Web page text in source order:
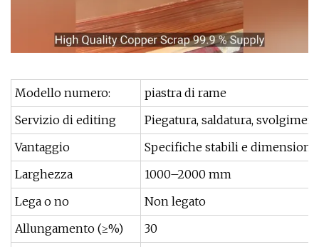
Modello numero:
piastra di rame
Servizio di editing
Piegatura, saldatura,
Vantaggio
Specifiche stabili e dimensioni
Larghezza
1000–2000 mm
Lega o no
Non legato
Allungamento (≥%)
30